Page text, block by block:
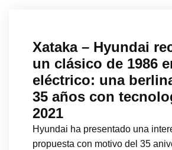
Xataka – Hyundai
un clásico de 1986
eléctrico: una
35 años con
2021
Hyundai ha presentado una
propuesta con motivo del 35